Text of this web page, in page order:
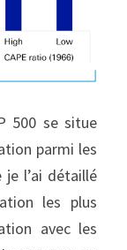
500 se situe
parmi les
je l’ai détaillé
les plus
avec les